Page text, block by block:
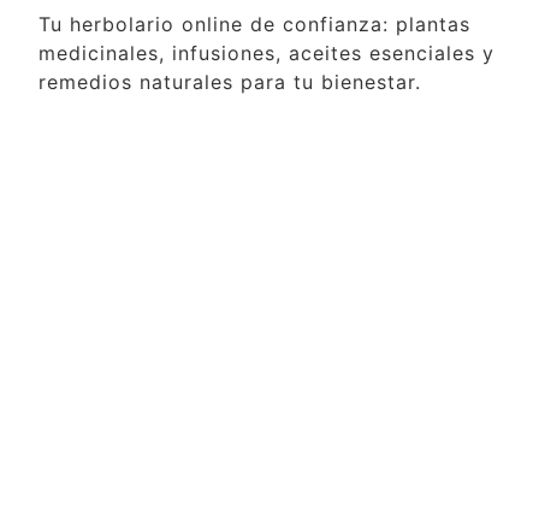
Tu herbolario online de confianza: plantas
medicinales, infusiones, aceites esenciales y
remedios naturales para tu bienestar.